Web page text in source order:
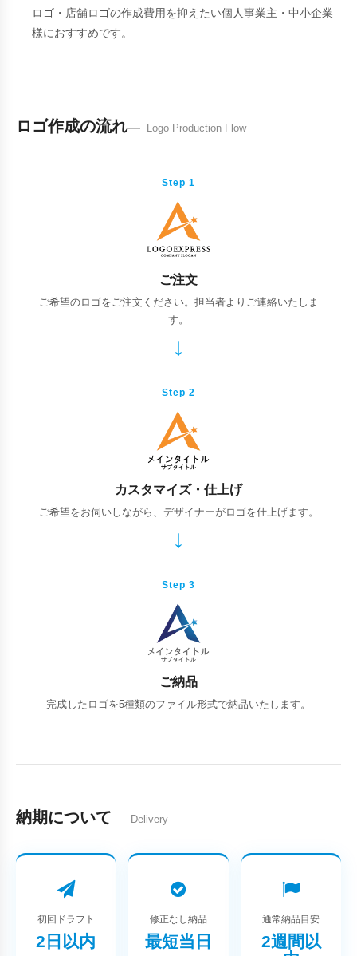
ロゴ・店舗ロゴの作成費用を抑えたい個人事業主・中小企業
様におすすめです。
ロゴ作成の流れ Logo Production Flow
Step 1
ご注文
ご希望のロゴをご注文ください。担当者よりご連絡いたしま
す。
Step 2
カスタマイズ・仕上げ
ご希望をお伺いしながら、デザイナーがロゴを仕上げます。
Step 3
ご納品
完成したロゴを5種類のファイル形式で納品いたします。
納期について Delivery
初回ドラフト
2日以内
修正なし納品
最短当日
通常納品目安
2週間以